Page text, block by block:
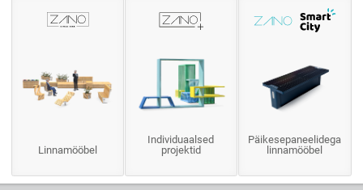
Linnamööbel
Individuaalsed
projektid
Päikesepaneelidega
linnamööbel